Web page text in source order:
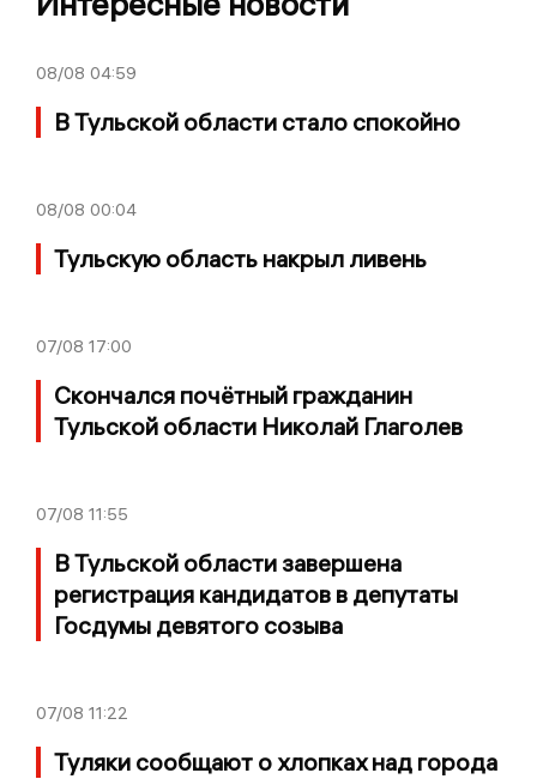
08/08 04:59
В Тульской области стало спокойно
08/08 00:04
Тульскую область накрыл ливень
07/08 17:00
Скончался почётный гражданин
Тульской области Николай Глаголев
07/08 11:55
В Тульской области завершена
регистрация кандидатов в депутаты
Госдумы девятого созыва
07/08 11:22
Туляки сообщают о хлопках над города